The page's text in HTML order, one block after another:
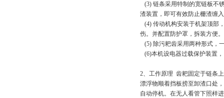
(3) 链条采用特制的宽链板不
渣装置，即可有效防止栅渣缠
(4) 传动机构安装于机架顶部
伤。并配置防护罩，拆装方便
(5) 除污耙齿采用两种形式，
(6)本机设电器过载保护装置
2、工作原理 齿耙固定于链条
漂浮物顺着挡板捞至卸渣口处
自动停机。在无人看管下照样